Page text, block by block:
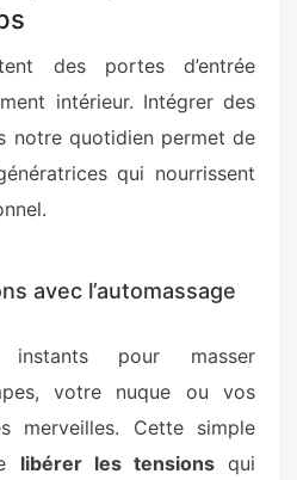
des portes d’entrée
intérieur. Intégrer des
notre quotidien permet de
qui nourrissent
avec l’automassage
instants pour masser
votre nuque ou vos
merveilles. Cette simple
libérer les tensionsqui